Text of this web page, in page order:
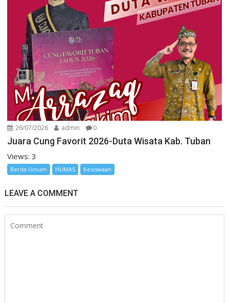
26/07/2026 admin 0
Juara Cung Favorit 2026-Duta Wisata Kab. Tuban
Views: 3
Berita Umum HUMAS Kesiswaan
LEAVE A COMMENT